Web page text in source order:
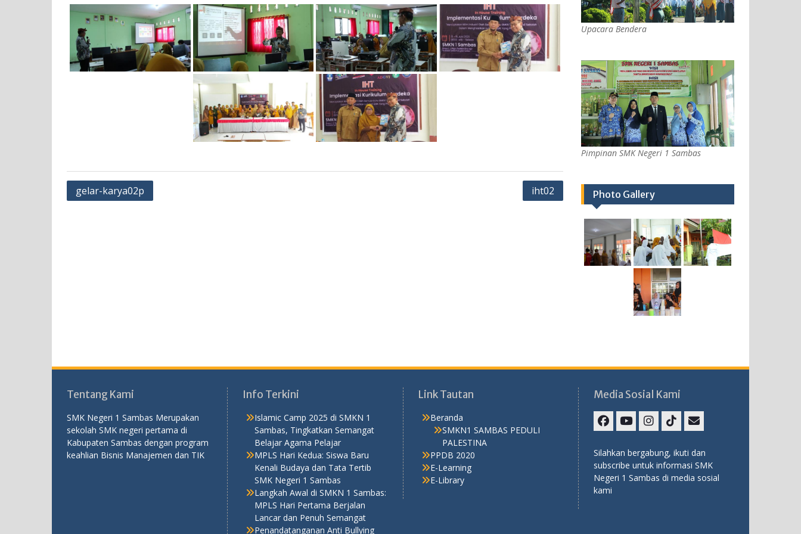
Navigasi
gelar-karya02p iht02
Upacara Bendera
Pimpinan SMK Negeri 1 Sambas
Photo Gallery
Tentang Kami
SMK Negeri 1 Sambas Merupakan
sekolah SMK negeri pertama di
Kabupaten Sambas dengan program
keahlian Bisnis Manajemen dan TIK
Info Terkini
Islamic Camp 2025 di SMKN 1
Sambas, Tingkatkan Semangat
Belajar Agama Pelajar
MPLS Hari Kedua: Siswa Baru
Kenali Budaya dan Tata Tertib
SMK Negeri 1 Sambas
Langkah Awal di SMKN 1 Sambas:
MPLS Hari Pertama Berjalan
Lancar dan Penuh Semangat
Penandatanganan Anti Bullying
Link Tautan
Beranda
SMKN1 SAMBAS PEDULI
PALESTINA
PPDB 2020
E-Learning
E-Library
Media Sosial Kami
Silahkan bergabung, ikuti dan
subscribe untuk informasi SMK
Negeri 1 Sambas di media sosial
kami